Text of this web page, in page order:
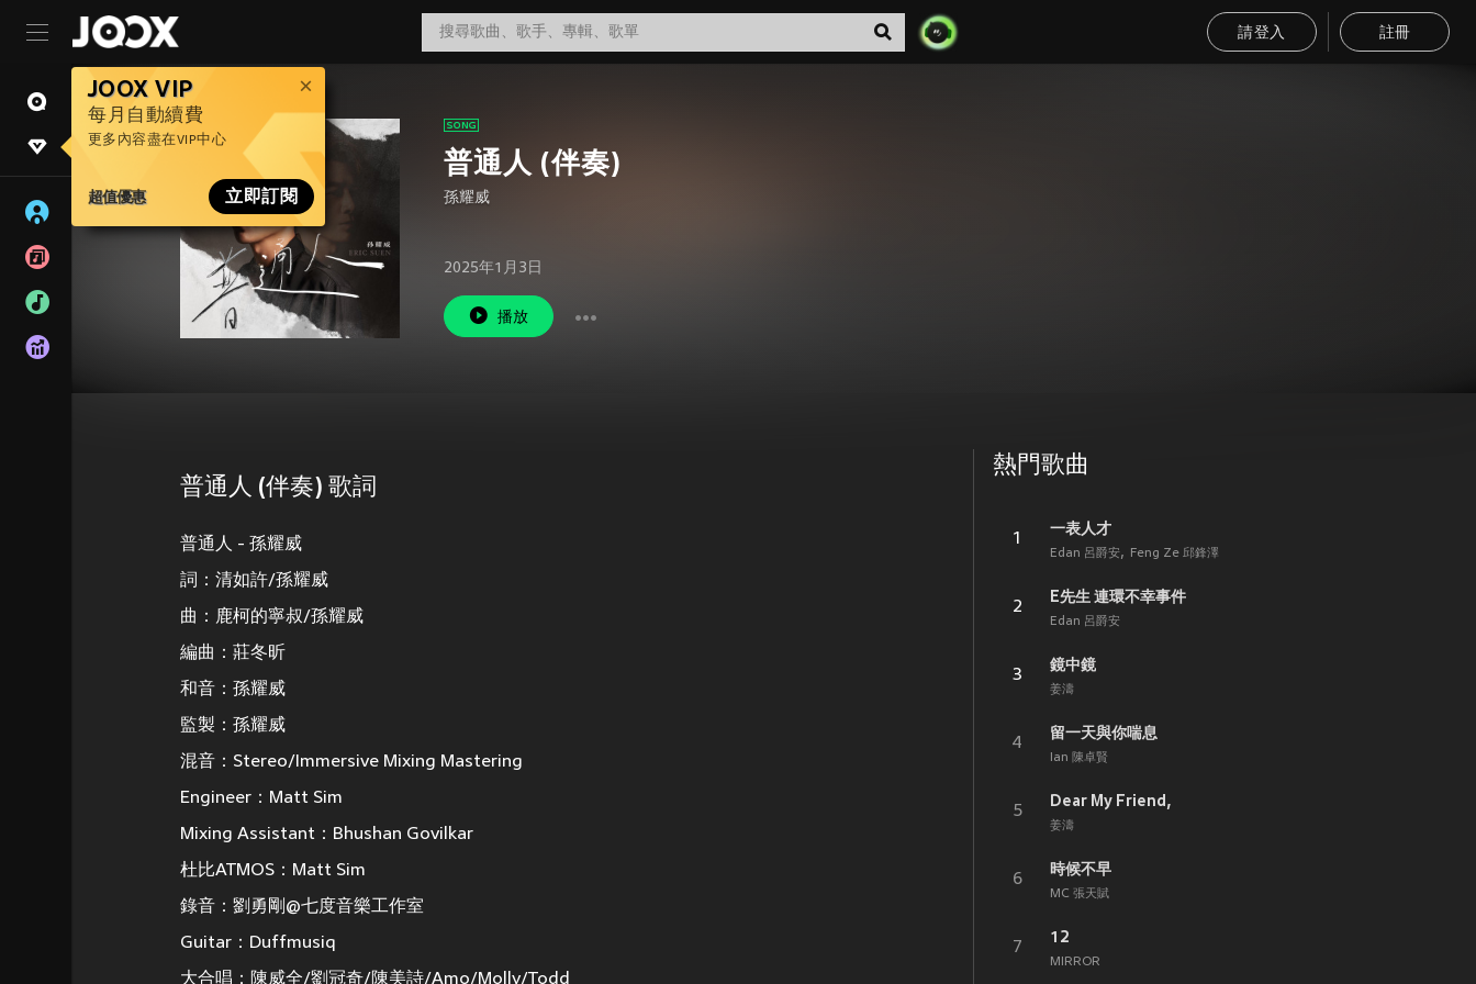
請登入 註冊
JOOX VIP
每月自動續費
更多內容盡在VIP中心
超值優惠 立即訂閱
普通人 (伴奏)
孫耀威
2025年1月3日
播放
普通人 (伴奏) 歌詞
普通人 - 孫耀威
詞：清如許/孫耀威
曲：鹿柯的寧叔/孫耀威
編曲：莊冬昕
和音：孫耀威
監製：孫耀威
混音：Stereo/Immersive Mixing Mastering
Engineer：Matt Sim
Mixing Assistant：Bhushan Govilkar
杜比ATMOS：Matt Sim
錄音：劉勇剛@七度音樂工作室
Guitar：Duffmusiq
大合唱：陳威全/劉冠奇/陳美詩/Amo/Molly/Todd
熱門歌曲
1
一表人才
Edan 呂爵安 Feng Ze 邱鋒澤
2
E先生 連環不幸事件
Edan 呂爵安
3
鏡中鏡
姜濤
4
留一天與你喘息
Ian 陳卓賢
5
Dear My Friend,
姜濤
6
時候不早
MC 張天賦
7
12
MIRROR